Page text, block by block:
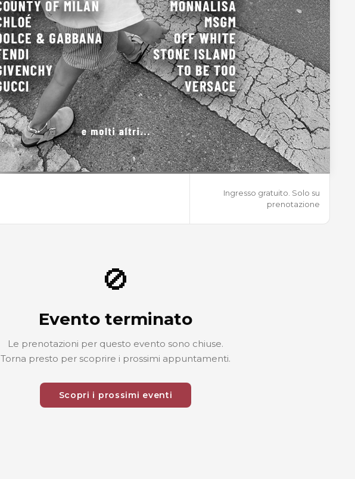
Ingresso gratuito. Solo su
prenotazione
🚫
Evento terminato
Le prenotazioni per questo evento sono chiuse.
Torna presto per scoprire i prossimi appuntamenti.
Scopri i prossimi eventi